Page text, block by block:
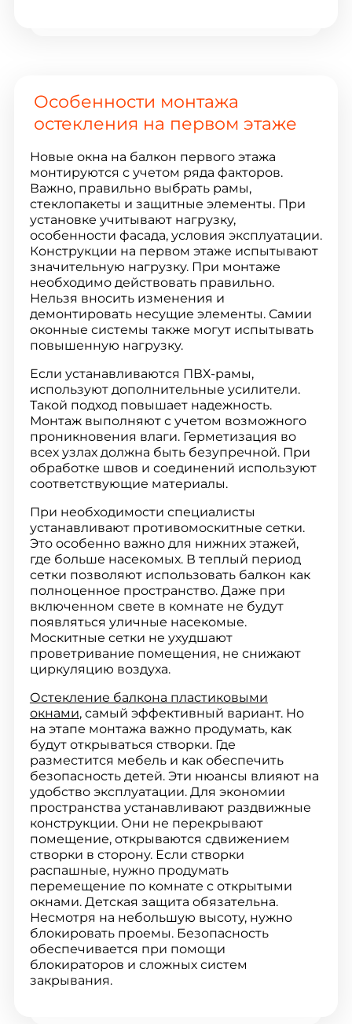
Особенности монтажа
остекления на первом этаже
Новые окна на балкон первого этажа
монтируются с учетом ряда факторов.
Важно, правильно выбрать рамы,
стеклопакеты и защитные элементы. При
установке учитывают нагрузку,
особенности фасада, условия эксплуатации.
Конструкции на первом этаже испытывают
значительную нагрузку. При монтаже
необходимо действовать правильно.
Нельзя вносить изменения и
демонтировать несущие элементы. Самии
оконные системы также могут испытывать
повышенную нагрузку.
Если устанавливаются ПВХ-рамы,
используют дополнительные усилители.
Такой подход повышает надежность.
Монтаж выполняют с учетом возможного
проникновения влаги. Герметизация во
всех узлах должна быть безупречной. При
обработке швов и соединений используют
соответствующие материалы.
При необходимости специалисты
устанавливают противомоскитные сетки.
Это особенно важно для нижних этажей,
где больше насекомых. В теплый период
сетки позволяют использовать балкон как
полноценное пространство. Даже при
включенном свете в комнате не будут
появляться уличные насекомые.
Москитные сетки не ухудшают
проветривание помещения, не снижают
циркуляцию воздуха.
Остекление балкона пластиковыми
окнами, самый эффективный вариант. Но
на этапе монтажа важно продумать, как
будут открываться створки. Где
разместится мебель и как обеспечить
безопасность детей. Эти нюансы влияют на
удобство эксплуатации. Для экономии
пространства устанавливают раздвижные
конструкции. Они не перекрывают
помещение, открываются сдвижением
створки в сторону. Если створки
распашные, нужно продумать
перемещение по комнате с открытыми
окнами. Детская защита обязательна.
Несмотря на небольшую высоту, нужно
блокировать проемы. Безопасность
обеспечивается при помощи
блокираторов и сложных систем
закрывания.